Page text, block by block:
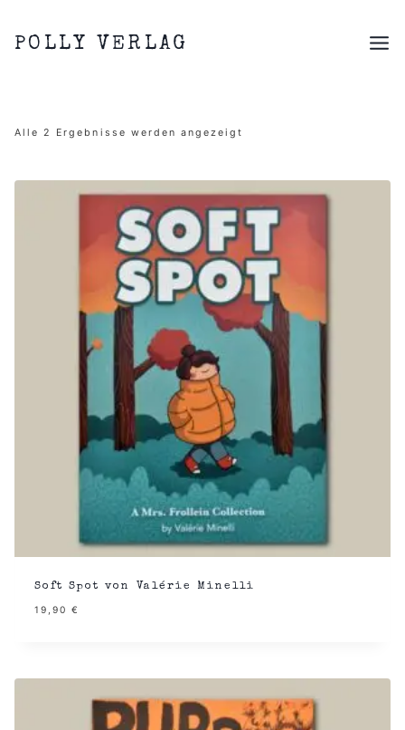
springen
POLLY VERLAG
Alle 2 Ergebnisse werden angezeigt
Soft Spot von Valérie Minelli
19,90€